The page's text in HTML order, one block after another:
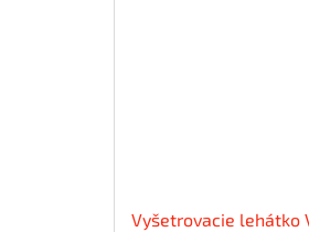
Vyšetrovacie lehátko